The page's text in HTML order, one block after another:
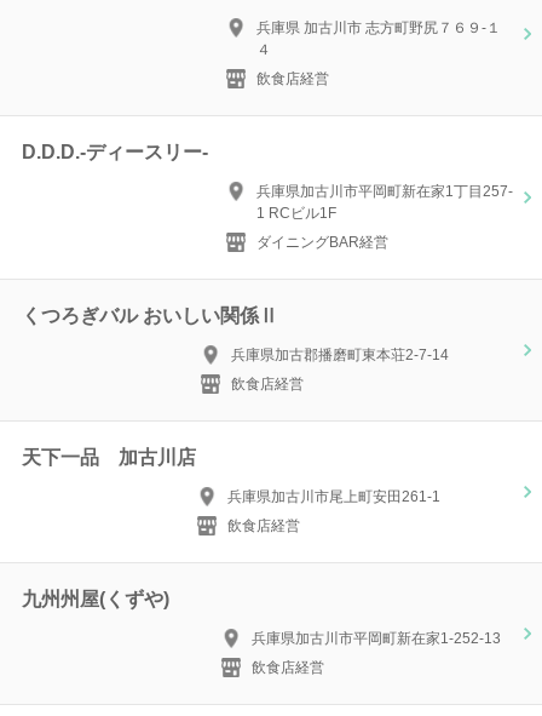
兵庫県 加古川市 志方町野尻７６９-１
４
飲食店経営
D.D.D.-ディースリー-
兵庫県加古川市平岡町新在家1丁目257-
1 RCビル1F
ダイニングBAR経営
くつろぎバル おいしい関係Ⅱ
兵庫県加古郡播磨町東本荘2-7-14
飲食店経営
天下一品 加古川店
兵庫県加古川市尾上町安田261-1
飲食店経営
九州州屋(くずや)
兵庫県加古川市平岡町新在家1-252-13
飲食店経営